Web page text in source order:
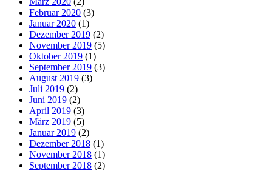
Februar 2020 (3)
Januar 2020 (1)
Dezember 2019 (2)
November 2019 (5)
Oktober 2019 (1)
September 2019 (3)
August 2019 (3)
Juli 2019 (2)
Juni 2019 (2)
April 2019 (3)
März 2019 (5)
Januar 2019 (2)
Dezember 2018 (1)
November 2018 (1)
September 2018 (2)